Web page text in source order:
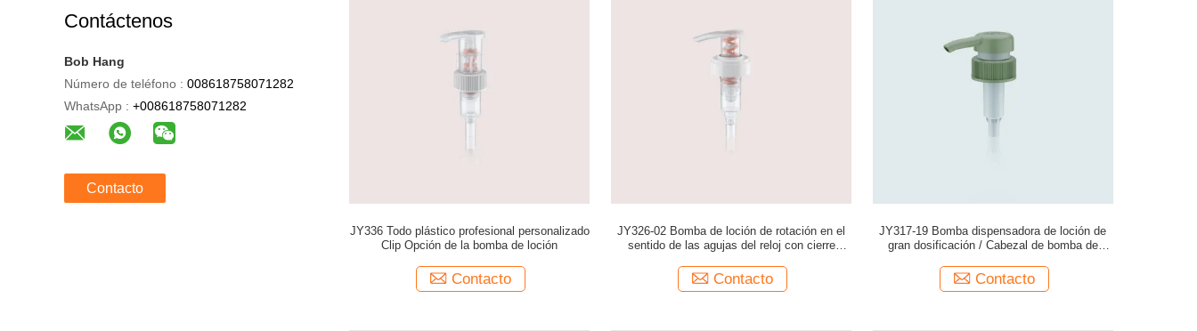
Contáctenos
Bob Hang
Número de teléfono : 008618758071282
WhatsApp : +008618758071282
Contacto
JY336 Todo plástico profesional personalizado
Clip Opción de la bomba de loción
Contacto
JY326-02 Bomba de loción de rotación en el
sentido de las agujas del reloj con cierre
Contacto
JY317-19 Bomba dispensadora de loción de
gran dosificación / Cabezal de bomba de
Contacto